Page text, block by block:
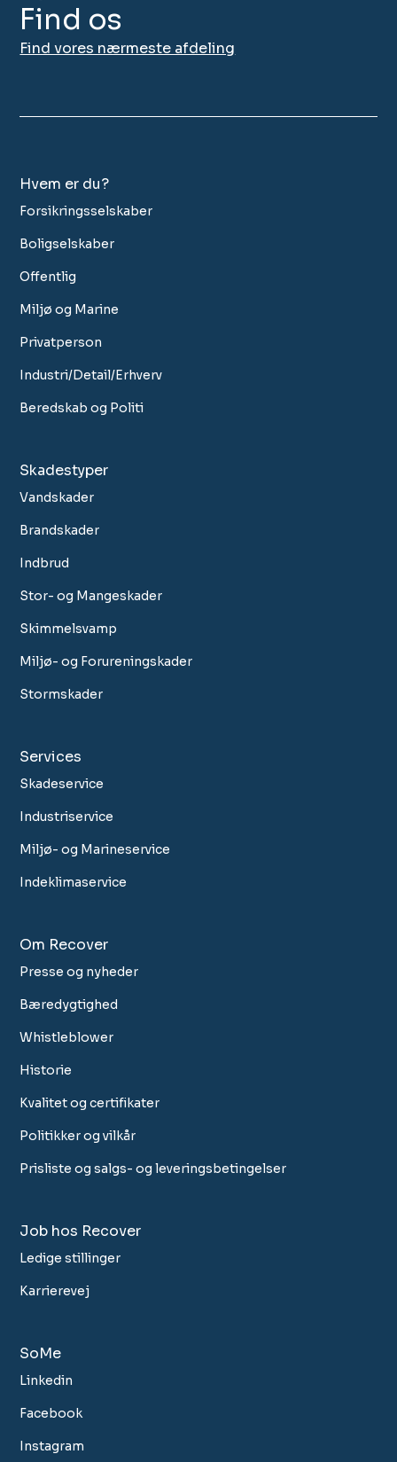
Find os
Find vores nærmeste afdeling
Hvem er du?
Forsikringsselskaber
Boligselskaber
Offentlig
Miljø og Marine
Privatperson
Industri/Detail/Erhverv
Beredskab og Politi
Skadestyper
Vandskader
Brandskader
Indbrud
Stor- og Mangeskader
Skimmelsvamp
Miljø- og Forureningskader
Stormskader
Services
Skadeservice
Industriservice
Miljø- og Marineservice
Indeklimaservice
Om Recover
Presse og nyheder
Bæredygtighed
Whistleblower
Historie
Kvalitet og certifikater
Politikker og vilkår
Prisliste og salgs- og leveringsbetingelser
Job hos Recover
Ledige stillinger
Karrierevej
SoMe
Linkedin
Facebook
Instagram